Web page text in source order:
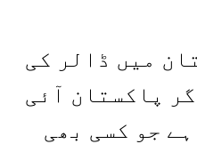
میں ڈالر کی
پاکستان آئی
جو کسی بھی